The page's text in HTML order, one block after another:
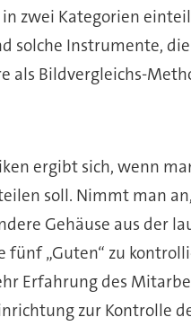
in zwei Kategorien
solche Instrumente,
Bildvergleichs-
ergibt sich, wenn
soll. Nimmt man
Gehäuse aus
„Guten“ zu
Erfahrung des
zur Kontrolle